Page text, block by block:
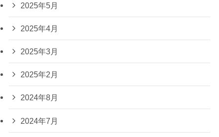
2025年5月
2025年4月
2025年3月
2025年2月
2024年8月
2024年7月